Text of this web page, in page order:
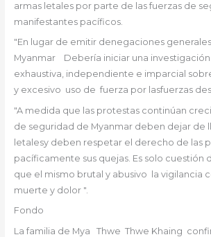
armas letales por parte de las fuerzas de
manifestantes pacíficos.
"En lugar de emitir denegaciones
Myanmar
Debería iniciar una
exhaustiva, independiente e imparcial
y excesivo uso de fuerza por lasfuerzas de
"A medida que las protestas continúan
de seguridad de Myanmar deben dejar de
letalesy deben respetar el derecho de las
pacíficamente sus quejas. Es solo cuestión
que el mismo brutal y abusivo
la vigilancia
muerte y dolor ".
Fondo
La familia de Mya
Thwe Thwe Khaing